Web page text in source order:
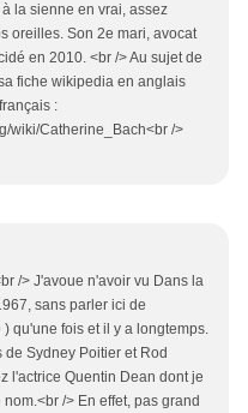
la sienne en vrai, assez
oreilles. Son 2e mari, avocat
en 2010. <br /> Au sujet de
fiche wikipedia en anglais
:
wiki/Catherine_Bach<br />
/> J'avoue n'avoir vu Dans la
sans parler ici de
qu'une fois et il y a longtemps.
Sydney Poitier et Rod
l'actrice Quentin Dean dont je
/> En effet, pas grand